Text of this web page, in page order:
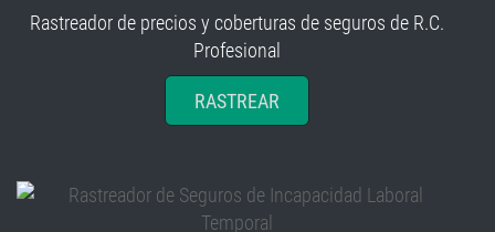
Rastreador de precios y coberturas de seguros de R.C.
Profesional
RASTREAR